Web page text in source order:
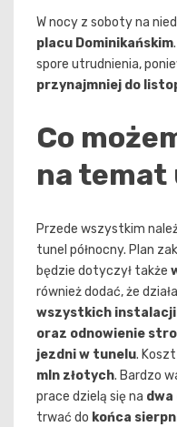
W nocy z soboty na
placu Dominikańskim
spore utrudnienia,
przynajmniej do
Co
na
Przede wszystkim
tunel północny. Plan
będzie dotyczył także
również dodać, że
wszystkich instalacji
oraz odnowienie
jezdni w tunelu.
mln złotych. Bardzo
prace dzielą się na
trwać do końca